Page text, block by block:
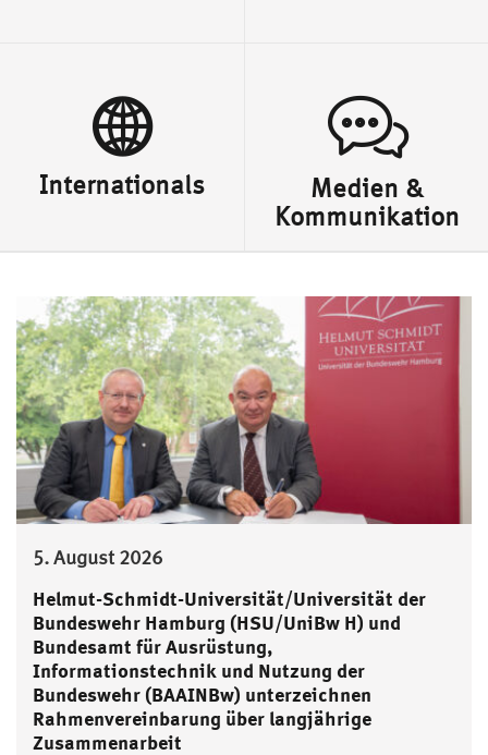
Internationals
Medien &
Kommunikation
5. August 2026
Helmut-Schmidt-Universität/Universität der
Bundeswehr Hamburg (HSU/UniBw H) und
Bundesamt für Ausrüstung,
Informationstechnik und Nutzung der
Bundeswehr (BAAINBw) unterzeichnen
Rahmenvereinbarung über langjährige
Zusammenarbeit